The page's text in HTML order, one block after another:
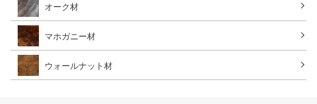
オーク材
マホガニー材
ウォールナット材